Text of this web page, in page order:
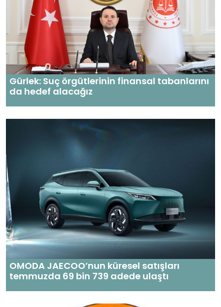
Gürlek: Suç örgütlerinin finansal tabanlarını
da hedef alacağız
OMODA JAECOO’nun küresel satışları
temmuzda 69 bin 739 adede ulaştı